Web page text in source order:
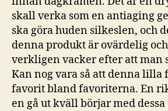
skall verka som en antiaging
ska göra huden silkeslen, och
denna produkt är ovärdelig
verkligen vacker efter att man
Kan nog vara så att denna lilla
favorit bland favoriterna. En
en gå ut kväll börjar med